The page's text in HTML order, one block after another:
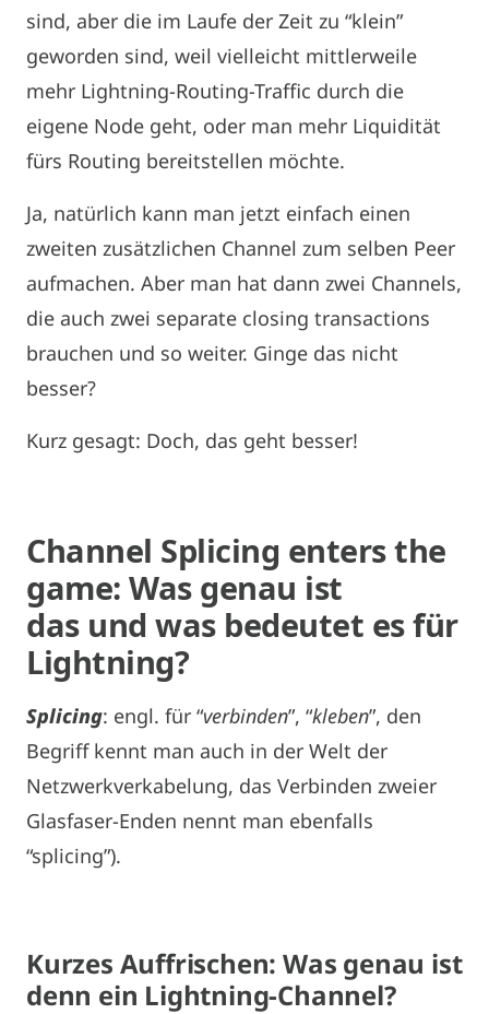
sind, aber die im Laufe der Zeit zu “klein”
geworden sind, weil vielleicht mittlerweile
mehr Lightning-Routing-Traffic durch die
eigene Node geht, oder man mehr Liquidität
fürs Routing bereitstellen möchte.
Ja, natürlich kann man jetzt einfach einen
zweiten zusätzlichen Channel zum selben Peer
aufmachen. Aber man hat dann zwei Channels,
die auch zwei separate closing transactions
brauchen und so weiter. Ginge das nicht
besser?
Kurz gesagt: Doch, das geht besser!
Channel Splicing enters the
game: Was genau ist
das und was bedeutet es für
Lightning?
Splicing: engl. für “verbinden”, “kleben”, den
Begriff kennt man auch in der Welt der
Netzwerkverkabelung, das Verbinden zweier
Glasfaser-Enden nennt man ebenfalls
“splicing”).
Kurzes Auffrischen: Was genau ist
denn ein Lightning-Channel?